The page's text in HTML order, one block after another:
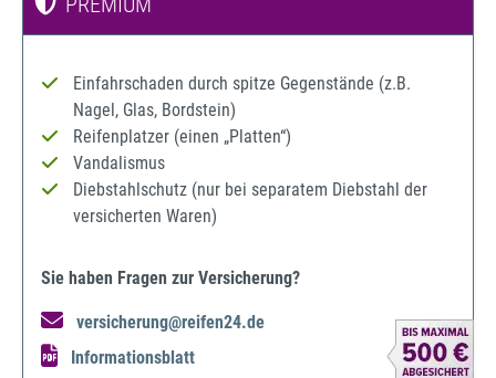
Einfahrschaden durch spitze Gegenstände (z.B.
Nagel, Glas, Bordstein)
Reifenplatzer (einen „Platten“)
Vandalismus
Diebstahlschutz (nur bei separatem Diebstahl der
versicherten Waren)
Sie haben Fragen zur Versicherung?
versicherung@reifen24.de
Informationsblatt